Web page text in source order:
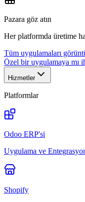
Pazara göz atın
Her platformda üretime
Tüm uygulamaları
Özel bir uygulamaya mı
Hizmetler
Platformlar
Odoo ERP'si
Uygulama ve
Shopify